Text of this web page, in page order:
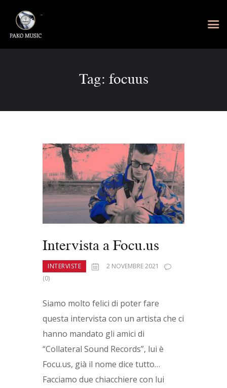
Tag: focuus
Intervista a Focu.us
INTERVISTE
2 NOVEMBRE 2021
(0)
Siamo molto felici di poter fare
questa intervista con un artista che ci
hanno mandato gli amici di
“Collateral Sound Records”, lui è
Focu.us, già il nome dice tutto…
Facciamo due chiacchiere con lui